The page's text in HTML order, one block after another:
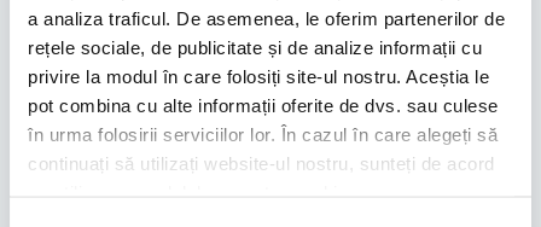
a analiza traficul. De asemenea, le oferim partenerilor de
rețele sociale, de publicitate și de analize informații cu
privire la modul în care folosiți site-ul nostru. Aceștia le
pot combina cu alte informații oferite de dvs. sau culese
în urma folosirii serviciilor lor. În cazul în care alegeți să
continuați să utilizați website-ul nostru, sunteți de acord
carburant? Răspunsul este mai aproape decât
crezi. Anumite acțiuni, aparent banale, pot face
diferența când vine vorba de nivelul
combustibilului din rezervor. Comportamentul
la volan și utilizarea optimă a motorului sunt
doar doi dintre factorii …